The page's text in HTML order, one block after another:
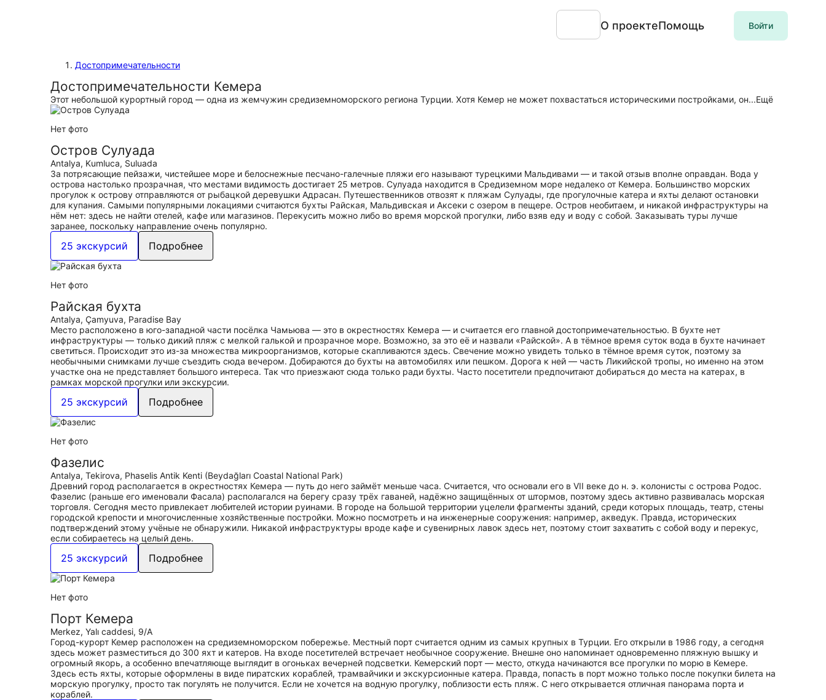
О проектеПомощь Войти
Достопримечательности
Достопримечательности Кемера
Этот небольшой курортный город — одна из жемчужин средиземноморского региона Турции. Хотя Кемер не может похвастаться историческими постройками, он...Ещё
Нет фото
Остров Сулуада
Antalya, Kumluca, Suluada
За потрясающие пейзажи, чистейшее море и белоснежные песчано-галечные пляжи его называют турецкими Мальдивами — и такой отзыв вполне оправдан. Вода у
острова настолько прозрачная, что местами видимость достигает 25 метров. Сулуада находится в Средиземном море недалеко от Кемера. Большинство морских
прогулок к острову отправляются от рыбацкой деревушки Адрасан. Путешественников отвозят к пляжам Сулуады, где прогулочные катера и яхты делают остановки
для купания. Самыми популярными локациями считаются бухты Райская, Мальдивская и Аксеки с озером в пещере. Остров необитаем, и никакой инфраструктуры на
нём нет: здесь не найти отелей, кафе или магазинов. Перекусить можно либо во время морской прогулки, либо взяв еду и воду с собой. Заказывать туры лучше
заранее, поскольку направление очень популярно.
25 экскурсий Подробнее
Нет фото
Райская бухта
Antalya, Çamyuva, Paradise Bay
Место расположено в юго-западной части посёлка Чамьюва — это в окрестностях Кемера — и считается его главной достопримечательностью. В бухте нет
инфраструктуры — только дикий пляж с мелкой галькой и прозрачное море. Возможно, за это её и назвали «Райской». А в тёмное время суток вода в бухте начинает
светиться. Происходит это из-за множества микроорганизмов, которые скапливаются здесь. Свечение можно увидеть только в тёмное время суток, поэтому за
необычными снимками лучше съездить сюда вечером. Добираются до бухты на автомобилях или пешком. Дорога к ней — часть Ликийской тропы, но именно на этом
участке она не представляет большого интереса. Так что приезжают сюда только ради бухты. Часто посетители предпочитают добираться до места на катерах, в
рамках морской прогулки или экскурсии.
25 экскурсий Подробнее
Нет фото
Фазелис
Antalya, Tekirova, Phaselis Antik Kenti (Beydağları Coastal National Park)
Древний город располагается в окрестностях Кемера — путь до него займёт меньше часа. Считается, что основали его в VII веке до н. э. колонисты с острова Родос.
Фазелис (раньше его именовали Фасала) располагался на берегу сразу трёх гаваней, надёжно защищённых от штормов, поэтому здесь активно развивалась морская
торговля. Сегодня место привлекает любителей истории руинами. В городе на большой территории уцелели фрагменты зданий, среди которых площадь, театр, стены
городской крепости и многочисленные хозяйственные постройки. Можно посмотреть и на инженерные сооружения: например, акведук. Правда, исторических
подтверждений этому учёные не обнаружили. Никакой инфраструктуры вроде кафе и сувенирных лавок здесь нет, поэтому стоит захватить с собой воду и перекус,
если собираетесь на целый день.
25 экскурсий Подробнее
Нет фото
Порт Кемера
Merkez, Yalı caddesi, 9/A
Город-курорт Кемер расположен на средиземноморском побережье. Местный порт считается одним из самых крупных в Турции. Его открыли в 1986 году, а сегодня
здесь может разместиться до 300 яхт и катеров. На входе посетителей встречает необычное сооружение. Внешне оно напоминает одновременно пляжную вышку и
огромный якорь, а особенно впечатляюще выглядит в огоньках вечерней подсветки. Кемерский порт — место, откуда начинаются все прогулки по морю в Кемере.
Здесь есть яхты, которые оформлены в виде пиратских кораблей, трамвайчики и экскурсионные катера. Правда, попасть в порт можно только после покупки билета на
морскую прогулку, просто так погулять не получится. Если не хочется на водную прогулку, поблизости есть пляж. С него открывается отличная панорама порта и
кораблей.